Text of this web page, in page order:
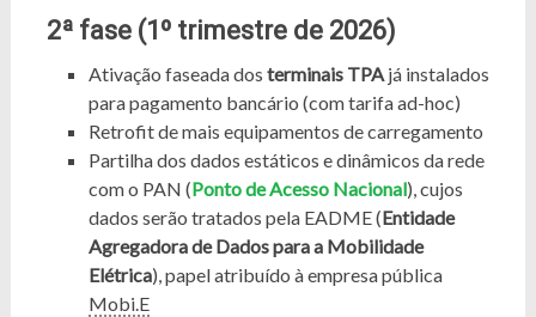
2ª fase (1º trimestre de 2026)
Ativação faseada dos terminais TPAjá instalados
para pagamento bancário (com tarifa ad-hoc)
Retrofit de mais equipamentos de carregamento
Partilha dos dados estáticos e dinâmicos da rede
com o PAN (Ponto de Acesso Nacional), cujos
dados serão tratados pela EADME (Entidade
Agregadora de Dados para a Mobilidade
Elétrica), papel atribuído à empresa pública
Mobi.E